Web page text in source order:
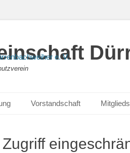
Vorstandschaft
Zugriff